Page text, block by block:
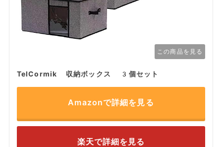
この商品を見る
TelCormik 収納ボックス 3個セット
Amazonで詳細を見る
楽天で詳細を見る